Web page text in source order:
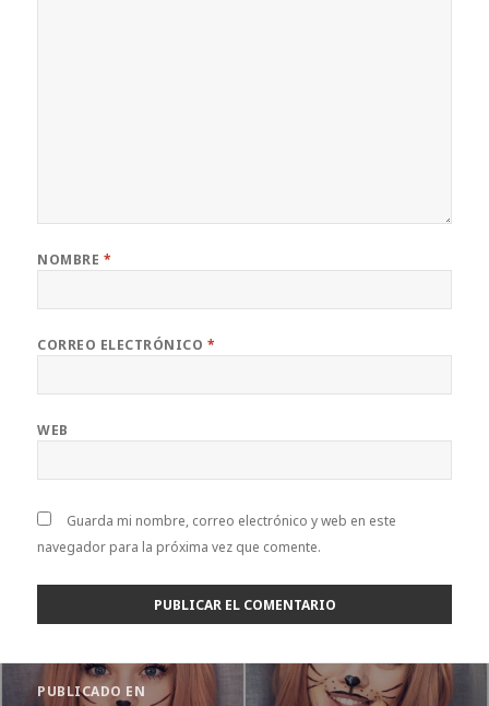
NOMBRE *
CORREO ELECTRÓNICO *
WEB
Guarda mi nombre, correo electrónico y web en este
navegador para la próxima vez que comente.
Navegación
PUBLICADO EN